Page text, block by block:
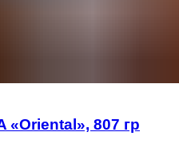
«Oriental», 807 гр